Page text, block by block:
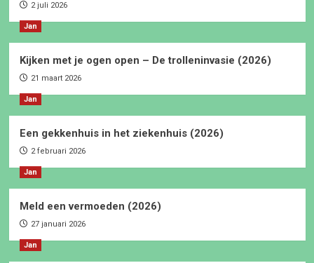
2 juli 2026
Jan
Kijken met je ogen open – De trolleninvasie (2026)
21 maart 2026
Jan
Een gekkenhuis in het ziekenhuis (2026)
2 februari 2026
Jan
Meld een vermoeden (2026)
27 januari 2026
Jan